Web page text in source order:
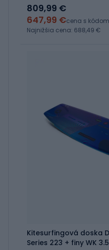
809,99 €
647,99 €cena s kódom
Najnižšia cena: 688,49 €
Kitesurfingová doska
Series 223 + finy WK